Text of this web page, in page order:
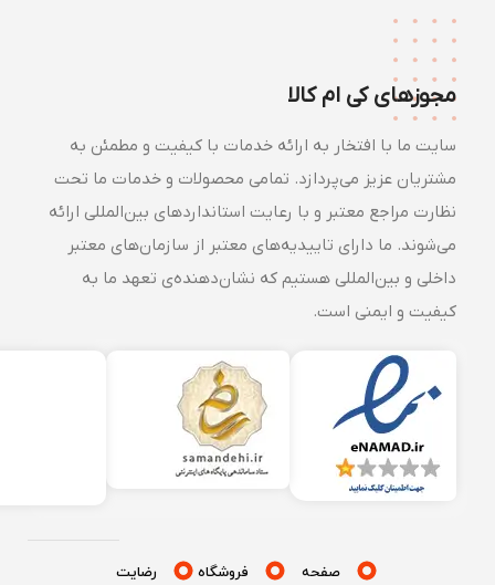
مجوزهای کی ام کالا
سایت ما با افتخار به ارائه خدمات با کیفیت و مطمئن به
مشتریان عزیز می‌پردازد. تمامی محصولات و خدمات ما تحت
نظارت مراجع معتبر و با رعایت استانداردهای بین‌المللی ارائه
می‌شوند. ما دارای تاییدیه‌های معتبر از سازمان‌های معتبر
داخلی و بین‌المللی هستیم که نشان‌دهنده‌ی تعهد ما به
کیفیت و ایمنی است.
صفحه
فروشگاه
رضایت